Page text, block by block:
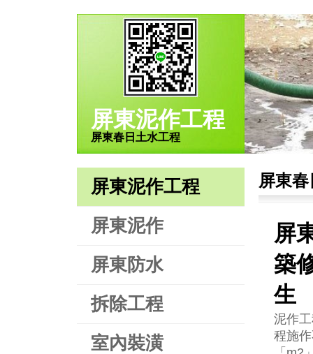
屏東泥作工程
屏東春日土水工程
屏東泥作工程
屏東泥作
屏東防水
拆除工程
室內裝潢
屏東
屏
築
生
泥作
程施